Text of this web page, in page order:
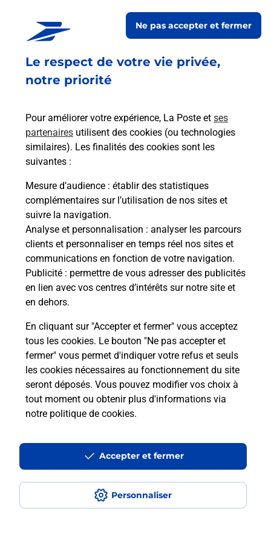
Le respect de votre vie privée,
notre priorité
Pour améliorer votre expérience, La Poste et ses
partenaires utilisent des cookies (ou technologies
similaires). Les finalités des cookies sont les
suivantes :
Mesure d’audience : établir des statistiques
complémentaires sur l’utilisation de nos sites et
suivre la navigation.
Analyse et personnalisation : analyser les parcours
clients et personnaliser en temps réel nos sites et
communications en fonction de votre navigation.
Publicité : permettre de vous adresser des publicités
en lien avec vos centres d’intérêts sur notre site et
en dehors.
En cliquant sur "Accepter et fermer" vous acceptez
tous les cookies. Le bouton "Ne pas accepter et
fermer" vous permet d'indiquer votre refus et seuls
les cookies nécessaires au fonctionnement du site
seront déposés. Vous pouvez modifier vos choix à
tout moment ou obtenir plus d'informations via
notre politique de cookies.
Personnaliser
Ne pas accepter et fermer
Accepter et fermer
En savoir plus
Vous souhaitez envoyer un colis depuis : LA
En savoir plus
En savoir plus
Souscrire à la téléassistance
Besoin d’un système de téléassistance à l’intérieur
et/ou à l’extérieur de votre domicile ? Découvrez
les offres téléalarme dans votre bureau de Poste à
LA ROCHE BLANCHE.
En savoir plus
LA ROCHE BLANCHE
LA ROCHE BLANCHE
Accessibilité : partiellement conforme
Conditions contractuelles
Mentions légales